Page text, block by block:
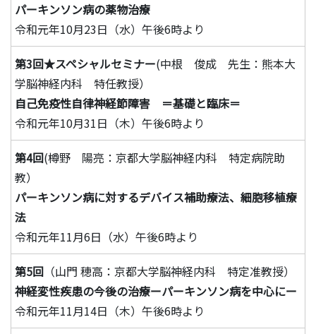
パーキンソン病の薬物治療
令和元年10月23日（水）午後6時より
第3回★スペシャルセミナー(中根 俊成 先生：熊本大
学脳神経内科 特任教授）
自己免疫性自律神経節障害 ＝基礎と臨床＝
令和元年10月31日（木）午後6時より
第4回(樽野 陽亮：京都大学脳神経内科 特定病院助
教）
パーキンソン病に対するデバイス補助療法、細胞移植療
法
令和元年11月6日（水）午後6時より
第5回 （山門 穂高：京都大学脳神経内科 特定准教授）
神経変性疾患の今後の治療ーパーキンソン病を中心にー
令和元年11月14日（木）午後6時より